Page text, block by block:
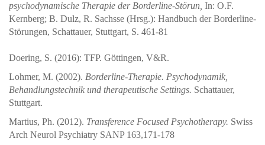
psychodynamische Therapie der Borderline-Störun, In: O.F.
Kernberg; B. Dulz, R. Sachsse (Hrsg.): Handbuch der Borderline-
Störungen, Schattauer, Stuttgart, S. 461-81
Doering, S. (2016): TFP. Göttingen, V&R.
Lohmer, M. (2002). Borderline-Therapie. Psychodynamik,
Behandlungstechnik und therapeutische Settings. Schattauer,
Stuttgart.
Martius, Ph. (2012). Transference Focused Psychotherapy. Swiss
Arch Neurol Psychiatry SANP 163,171-178